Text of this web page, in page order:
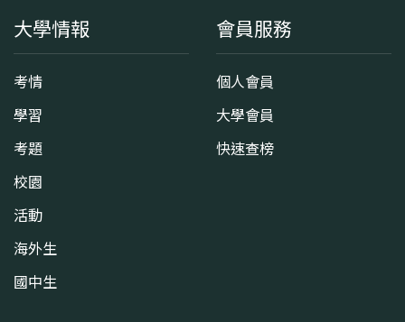
大學情報
考情
學習
考題
校園
活動
海外生
國中生
會員服務
個人會員
大學會員
快速查榜